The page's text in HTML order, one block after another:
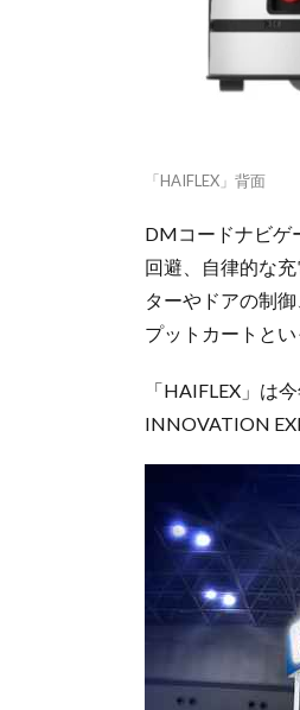
「HAIFLEX」背面
DMコードナビゲ
回避、自律的な
ターやドアの制
プットカートと
「HAIFLEX」は
INNOVATION